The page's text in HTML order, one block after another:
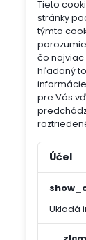
Tieto
stránky
týmto
čo najviac
hľadaný
pre Vás
Účel
Ukladá